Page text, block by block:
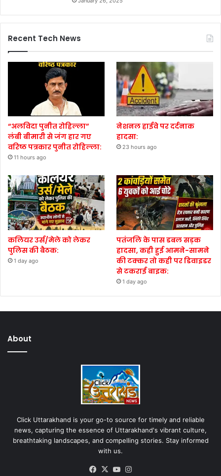
Recent Tech News
“अलविदा पुनीत रोहिल्ला”
लंबी बीमारी से जंग हार गए
वरिष्ठ पत्रकार पुनीत रोहिल्ला:
11 hours ago
नेशनल हाईवे पर दर्दनाक
हादसा:
23 hours ago
कलियर उर्स/मेले को लेकर
पुलिस की बैठक:
1 day ago
पतंजलि के पास डबल सड़क
हादसा, कही हुई आमने-सामने
की टक्कर तो कही पर डिवाइडर
से टकराई बाइक:
1 day ago
About
Click Uttarakhand is your go-to source for timely and reliable
news, capturing the essence of Uttarakhand's vibrant culture,
breathtaking landscapes, and compelling stories. Stay informed
with us.
Facebook
X YouTube